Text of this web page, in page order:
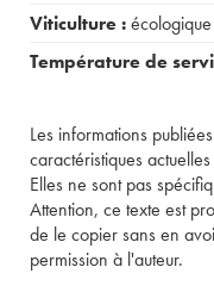
Viticulture :écologique
Température de
Les informations
caractéristiques
Elles ne sont pas
Attention, ce texte est
de le copier sans en
permission à l'auteur.